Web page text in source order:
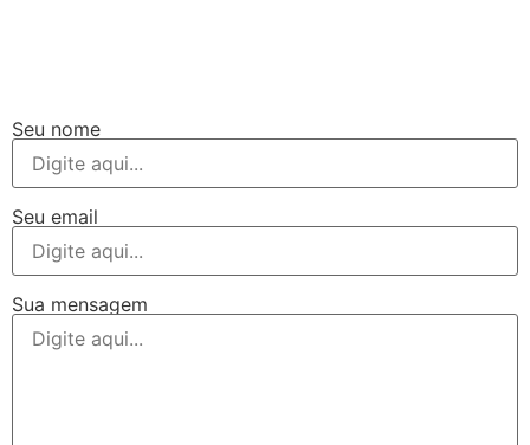
Seu nome
Seu email
Sua mensagem